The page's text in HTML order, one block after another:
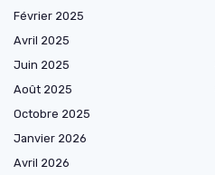
Février 2025
Avril 2025
Juin 2025
Août 2025
Octobre 2025
Janvier 2026
Avril 2026